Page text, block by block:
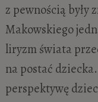
z pewnością były
Makowskiego
liryzm świata
na postać
perspektywę